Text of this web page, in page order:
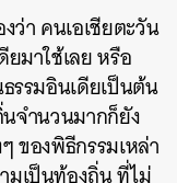
ว่า คนเอเชียตะวัน
มาใช้เลย หรือ
รรมอินเดียเป็นต้น
จำนวนมากก็ยัง
ของพิธีกรรมเหล่า
เป็นท้องถิ่น ที่ไม่